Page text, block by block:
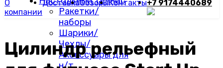
Ракетки/
наборы
Шарики/
Чехлы/
Аксессуары для
н/т
О
компании
ДоставкаОбзорыКонтакты+7 9174440689
Цилиндр рельефный